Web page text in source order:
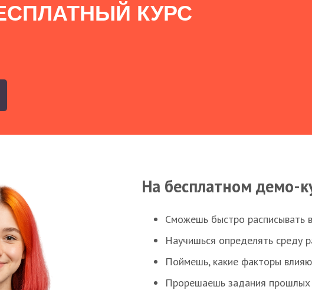
КУРС
На бесплатном демо-
Сможешь быстро расписывать
Научишься определять среду
Поймешь, какие факторы
Прорешаешь задания прошлых